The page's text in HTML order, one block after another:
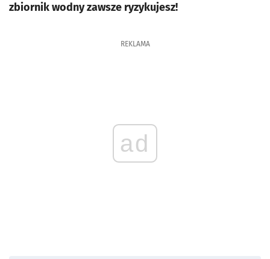
zbiornik wodny zawsze ryzykujesz!
REKLAMA
ad